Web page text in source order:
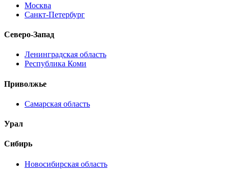
Москва
Санкт-Петербург
Северо-Запад
Ленинградская область
Республика Коми
Приволжье
Самарская область
Урал
Сибирь
Новосибирская область